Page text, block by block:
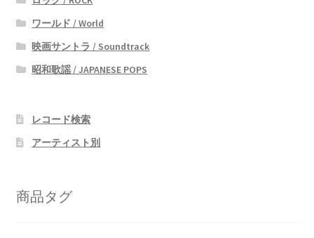
ワールド / World
映画サントラ / Soundtrack
昭和歌謡 / JAPANESE POPS
レコード検索
アーティスト別
商品タグ